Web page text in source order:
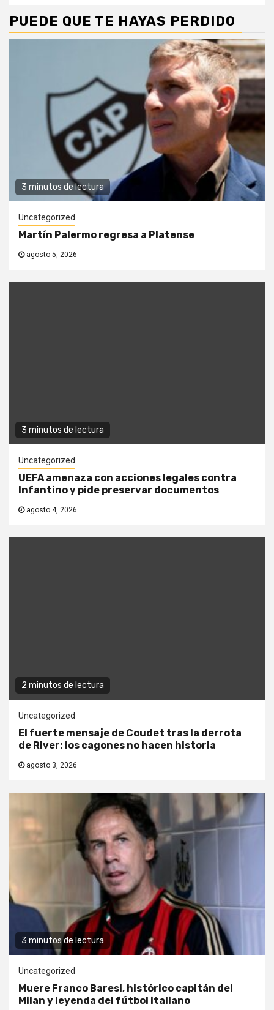
PUEDE QUE TE HAYAS PERDIDO
3 minutos de lectura
Uncategorized
Martín Palermo regresa a Platense
agosto 5, 2026
3 minutos de lectura
Uncategorized
UEFA amenaza con acciones legales contra
Infantino y pide preservar documentos
agosto 4, 2026
2 minutos de lectura
Uncategorized
El fuerte mensaje de Coudet tras la derrota
de River: los cagones no hacen historia
agosto 3, 2026
3 minutos de lectura
Uncategorized
Muere Franco Baresi, histórico capitán del
Milan y leyenda del fútbol italiano